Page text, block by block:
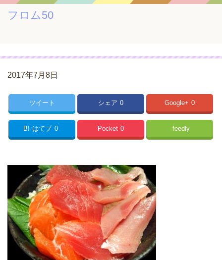
フロム50
2017年7月8日
ツイート シェア 0 Google+ 0
B! はてブ 0 Pocket 0 feedly